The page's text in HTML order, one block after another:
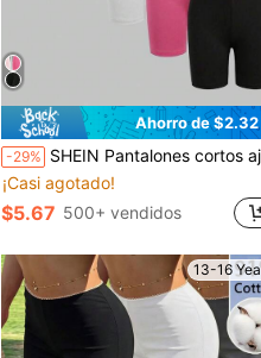
Ahorro de $2.32
-29% SHEIN Pantalones cortos ajustados de unicolor con cintura elástica para adolescentes
#2 Más vendidos en Leggings para chicas adolescentes
¡Casi agotado!
#2 Más vendidos
¡Casi agotado!
#2 Más vendidos
¡Casi agotado!
#2 Más vendidos en Leggings para chicas adolescentes
$5.67 500+ vendidos
13-16